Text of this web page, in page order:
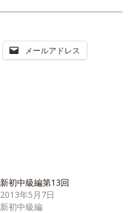
メールアドレス
新初中級編第13回
2013年5月7日
新初中級編